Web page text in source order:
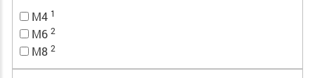
M4 1
M6 2
M8 2